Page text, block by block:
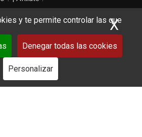
y te permite controlar las que
Denegar todas las cookies
Personalizar
X
a trabajar !